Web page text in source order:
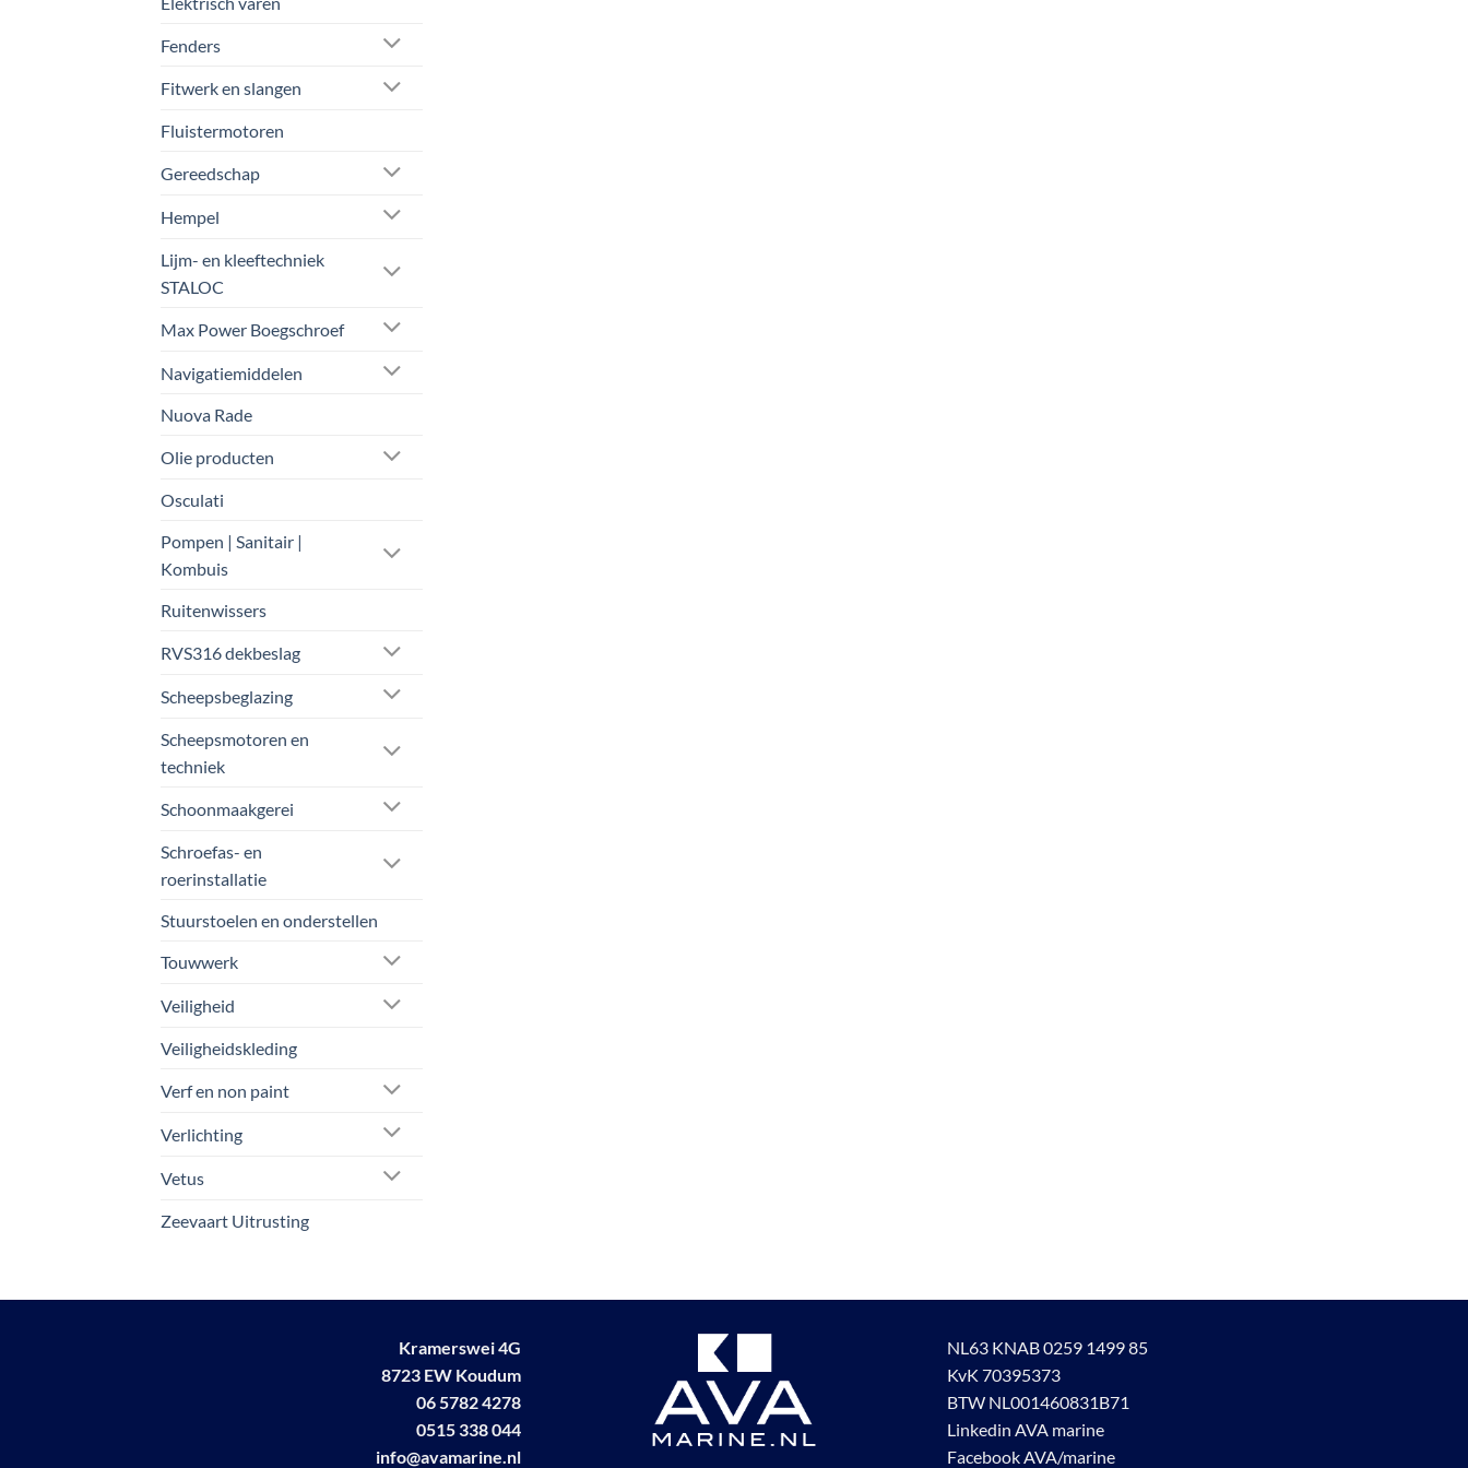
Fenders
Fitwerk en slangen
Fluistermotoren
Gereedschap
Hempel
Lijm- en kleeftechniek
STALOC
Max Power Boegschroef
Navigatiemiddelen
Nuova Rade
Olie producten
Osculati
Pompen | Sanitair |
Kombuis
Ruitenwissers
RVS316 dekbeslag
Scheepsbeglazing
Scheepsmotoren en
techniek
Schoonmaakgerei
Schroefas- en
roerinstallatie
Stuurstoelen en onderstellen
Touwwerk
Veiligheid
Veiligheidskleding
Verf en non paint
Verlichting
Vetus
Zeevaart Uitrusting
Kramerswei 4G
8723 EW Koudum
06 5782 4278
0515 338 044
info@avamarine.nl
NL63 KNAB 0259 1499 85
KvK 70395373
BTW NL001460831B71
Linkedin AVA marine
Facebook AVA/marine